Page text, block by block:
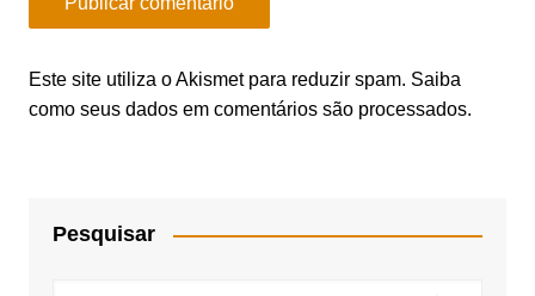
Este site utiliza o Akismet para reduzir spam. Saiba
como seus dados em comentários são processados.
Pesquisar